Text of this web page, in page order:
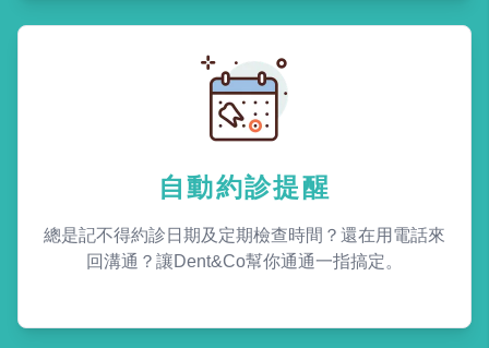
自動約診提醒
總是記不得約診日期及定期檢查時間？還在用電話來
回溝通？讓Dent&Co幫你通通一指搞定。